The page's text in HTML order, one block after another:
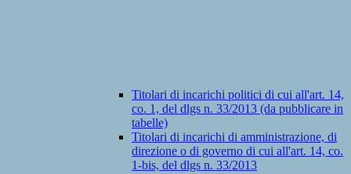
Titolari di incarichi politici di cui all'art. 14,
co. 1, del dlgs n. 33/2013 (da pubblicare in
tabelle)
Titolari di incarichi di amministrazione, di
direzione o di governo di cui all'art. 14, co.
1-bis, del dlgs n. 33/2013